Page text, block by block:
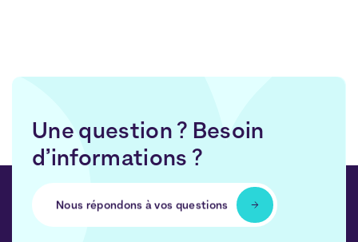
Une question ? Besoin
d’informations ?
Nous répondons à vos questions